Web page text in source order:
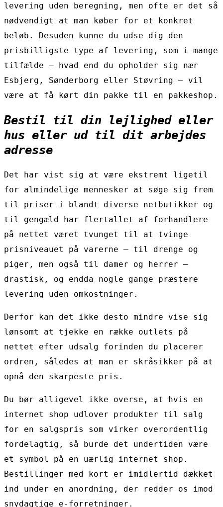
levering uden beregning, men ofte er det så
nødvendigt at man køber for et konkret
beløb. Desuden kunne du udse dig den
prisbilligste type af levering, som i mange
tilfælde – hvad end du opholder sig nær
Esbjerg, Sønderborg eller Støvring – vil
være at få kørt din pakke til en pakkeshop.
Bestil til din lejlighed eller
hus eller ud til dit arbejdes
adresse
Det har vist sig at være ekstremt ligetil
for almindelige mennesker at søge sig frem
til priser i blandt diverse netbutikker og
til gengæld har flertallet af forhandlere
på nettet været tvunget til at tvinge
prisniveauet på varerne – til drenge og
piger, men også til damer og herrer –
drastisk, og endda nogle gange præstere
levering uden omkostninger.
Derfor kan det ikke desto mindre vise sig
lønsomt at tjekke en række outlets på
nettet efter udsalg forinden du placerer
ordren, således at man er skråsikker på at
opnå den skarpeste pris.
Du bør alligevel ikke overse, at hvis en
internet shop udlover produkter til salg
for en salgspris som virker overordentlig
fordelagtig, så burde det undertiden være
et symbol på en uærlig internet shop.
Bestillinger med kort er imidlertid dækket
ind under en anordning, der redder os imod
snydagtige e-forretninger.